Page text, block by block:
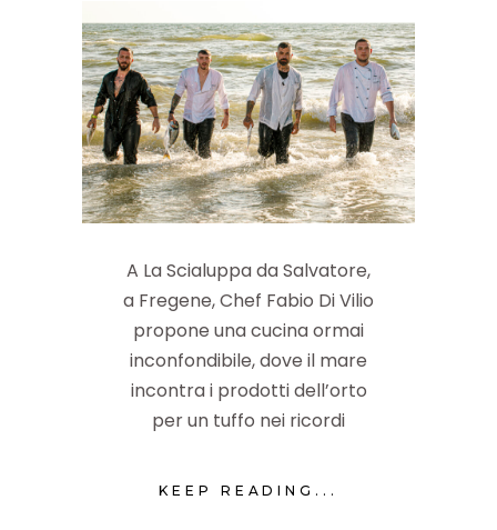
A La Scialuppa da Salvatore,
a Fregene, Chef Fabio Di Vilio
propone una cucina ormai
inconfondibile, dove il mare
incontra i prodotti dell’orto
per un tuffo nei ricordi
KEEP READING...